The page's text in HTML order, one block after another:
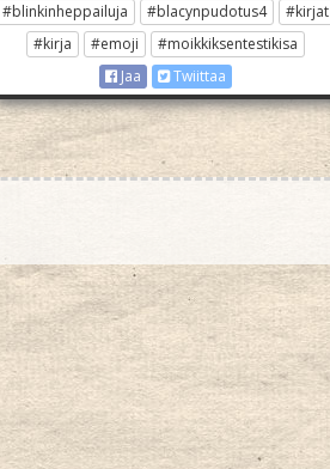
#blinkinheppailuja #blacynpudotus4
#kirjat
#kirja
#emoji
#moikkiksentestikisa
Jaa
Twiittaa